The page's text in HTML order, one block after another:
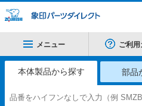
メニュー ご利
本体製品から探す 部品